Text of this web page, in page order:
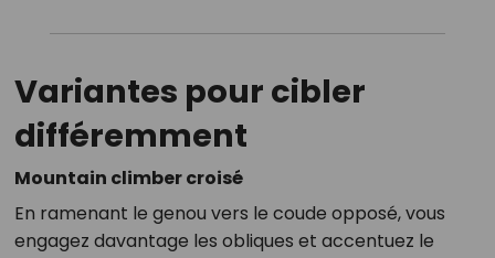
Variantes pour cibler
différemment
Mountain climber croisé
En ramenant le genou vers le coude opposé, vous
engagez davantage les obliques et accentuez le